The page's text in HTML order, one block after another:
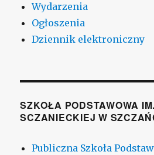
Wydarzenia
Ogłoszenia
Dziennik elektroniczny
SZKOŁA PODSTAWOWA
SCZANIECKIEJ W
Publiczna Szkoła